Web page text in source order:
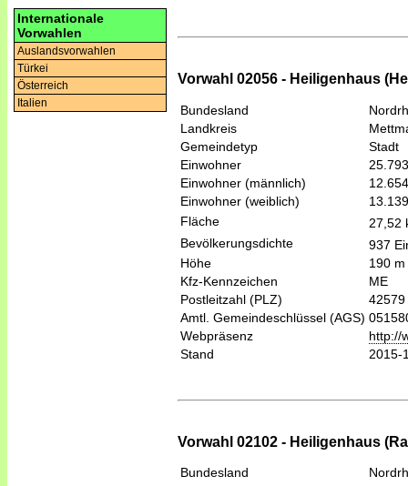
Internationale
Vorwahlen
Auslandsvorwahlen
Türkei
Österreich
Italien
Vorwahl 02056 - Heiligenhaus
Bundesland
Landkreis
Gemeindetyp
Stadt
Einwohner
25.793
Einwohner (männlich)
12.654
Einwohner (weiblich)
13.139
Fläche
27,52
Bevölkerungsdichte
937
Höhe
190
Kfz-Kennzeichen
ME
Postleitzahl (PLZ)
42579
Amtl. Gemeindeschlüssel (AGS)
Webpräsenz
http://
Stand
2015-
Vorwahl 02102 - Heiligenhaus
Bundesland